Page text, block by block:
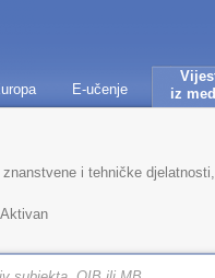
E-učenje
iz
i tehničke
Aktivan